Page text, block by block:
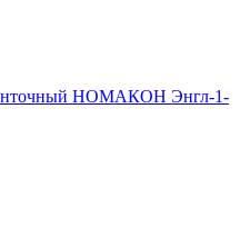
НОМАКОН Энгл-1-